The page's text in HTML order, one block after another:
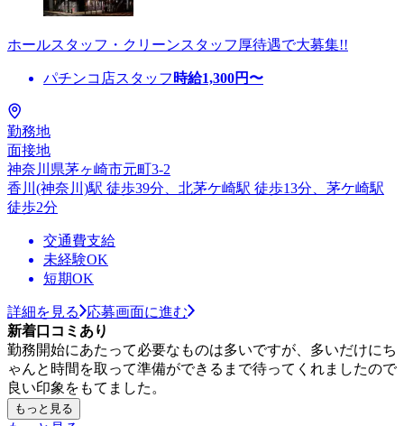
ホールスタッフ・クリーンスタッフ厚待遇で大募集!!
パチンコ店スタッフ 時給1,300円〜
勤務地
面接地
神奈川県茅ヶ崎市元町3-2
香川(神奈川)駅 徒歩39分、北茅ケ崎駅 徒歩13分、茅ケ崎駅
徒歩2分
交通費支給
未経験OK
短期OK
詳細を見る
応募画面に進む
新着口コミあり
勤務開始にあたって必要なものは多いですが、多いだけにち
ゃんと時間を取って準備ができるまで待ってくれましたので
良い印象をもてました。
もっと見る